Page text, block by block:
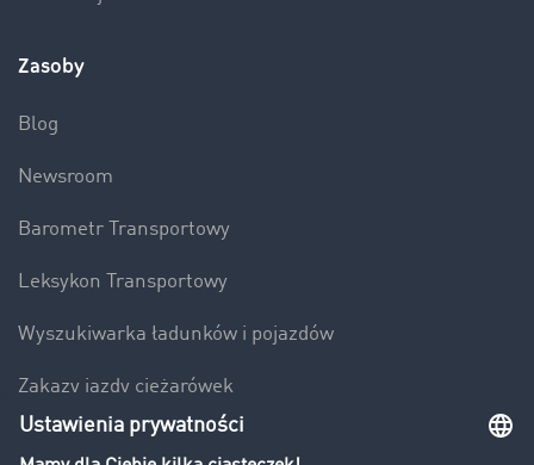
Zasoby
Blog
Newsroom
Barometr Transportowy
Leksykon Transportowy
Wyszukiwarka ładunków i pojazdów
Zakazy jazdy ciężarówek
Bezpieczeństwo